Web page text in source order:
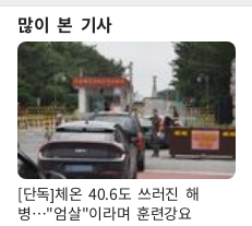
많이 본 기사
[단독]체온 40.6도 쓰러진 해
병…"엄살"이라며 훈련강요